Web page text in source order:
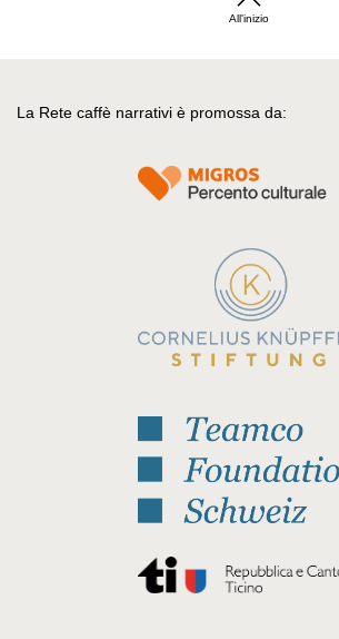
All'inizio
La Rete caffè narrativi è promossa da: